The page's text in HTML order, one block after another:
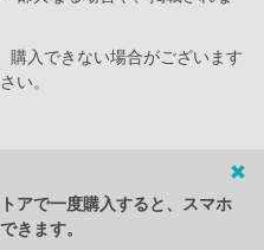
入できない場合がございます
い。
アで一度購入すると、スマホ
きます。